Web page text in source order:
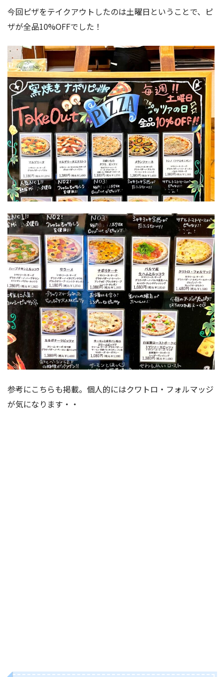
今回ピザをテイクアウトしたのは土曜日ということで、ピ
ザが全品10%OFFでした！
参考にこちらも掲載。個人的にはクワトロ・フォルマッジ
が気になります・・